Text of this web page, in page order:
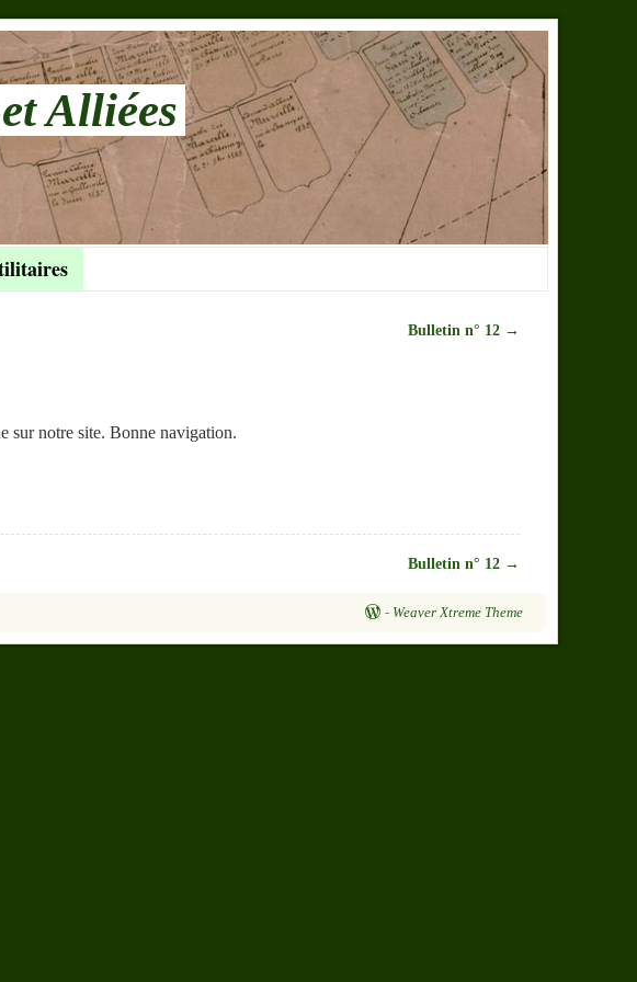
Alliées
Bulletin n° 12 →
sur notre site. Bonne navigation.
Bulletin n° 12 →
- Weaver Xtreme Theme